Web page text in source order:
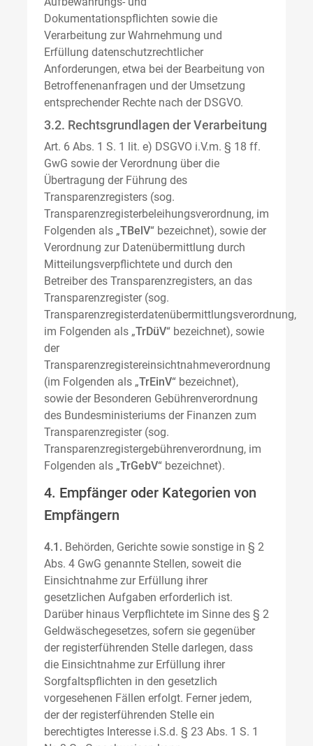
Dokumentationspflichten sowie die
Verarbeitung zur Wahrnehmung und
Erfüllung datenschutzrechtlicher
Anforderungen, etwa bei der Bearbeitung von
Betroffenenanfragen und der Umsetzung
entsprechender Rechte nach der DSGVO.
3.2. Rechtsgrundlagen der Verarbeitung
Art. 6 Abs. 1 S. 1 lit. e) DSGVO i.V.m. § 18 ff.
GwG sowie der Verordnung über die
Übertragung der Führung des
Transparenzregisters (sog.
Transparenzregisterbeleihungsverordnung, im
Folgenden als „TBelV“ bezeichnet), sowie der
Verordnung zur Datenübermittlung durch
Mitteilungsverpflichtete und durch den
Betreiber des Transparenzregisters, an das
Transparenzregister (sog.
Transparenzregisterdatenübermittlungsverordnung,
im Folgenden als „TrDüV“ bezeichnet), sowie
der
Transparenzregistereinsichtnahmeverordnung
(im Folgenden als „TrEinV“ bezeichnet),
sowie der Besonderen Gebührenverordnung
des Bundesministeriums der Finanzen zum
Transparenzregister (sog.
Transparenzregistergebührenverordnung, im
Folgenden als „TrGebV“ bezeichnet).
4. Empfänger oder Kategorien von
Empfängern
4.1. Behörden, Gerichte sowie sonstige in § 2
Abs. 4 GwG genannte Stellen, soweit die
Einsichtnahme zur Erfüllung ihrer
gesetzlichen Aufgaben erforderlich ist.
Darüber hinaus Verpflichtete im Sinne des § 2
Geldwäschegesetzes, sofern sie gegenüber
der registerführenden Stelle darlegen, dass
die Einsichtnahme zur Erfüllung ihrer
Sorgfaltspflichten in den gesetzlich
vorgesehenen Fällen erfolgt. Ferner jedem,
der der registerführenden Stelle ein
berechtigtes Interesse i.S.d. § 23 Abs. 1 S. 1